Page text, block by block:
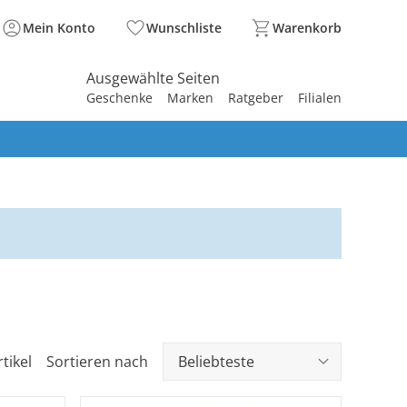
Mein Konto Wunschliste Warenkorb
Ausgewählte Seiten
Geschenke Marken Ratgeber Filialen
Sortieren nach